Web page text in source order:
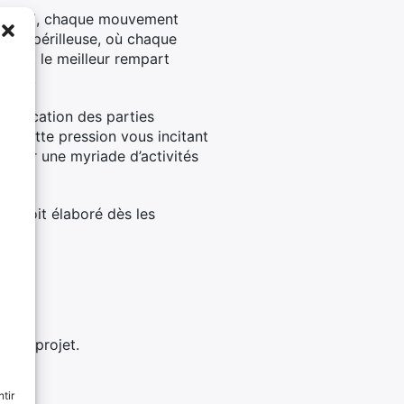
fil, chaque mouvement
périlleuse, où chaque
est le meilleur rempart
des parties
cette pression vous incitant
une myriade d’activités
soit élaboré dès les
du projet.